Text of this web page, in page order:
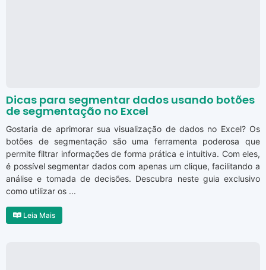
Dicas para segmentar dados usando botões
de segmentação no Excel
Gostaria de aprimorar sua visualização de dados no Excel? Os
botões de segmentação são uma ferramenta poderosa que
permite filtrar informações de forma prática e intuitiva. Com eles,
é possível segmentar dados com apenas um clique, facilitando a
análise e tomada de decisões. Descubra neste guia exclusivo
como utilizar os ...
Leia Mais